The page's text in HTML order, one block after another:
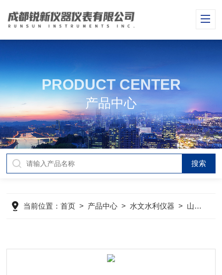
PRODUCT CENTER
产品中心
当前位置：首页 > 产品中心 > 水文水利仪器 > 山洪预警系统